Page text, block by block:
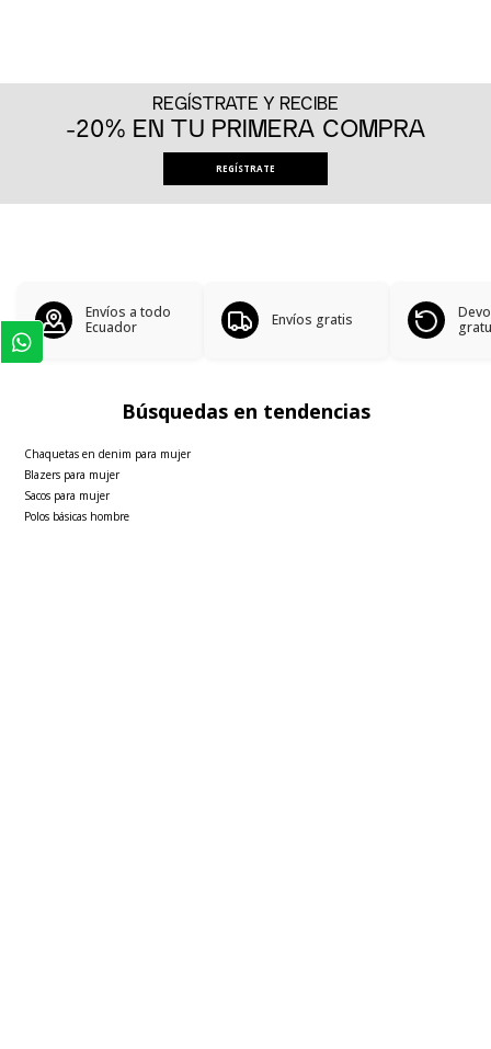
REGÍSTRATE Y RECIBE
-20% EN TU PRIMERA COMPRA
REGÍSTRATE
Envíos a todo
Ecuador
Envíos gratis
Búsquedas en tendencias
Chaquetas en denim para mujer
Blazers para mujer
Sacos para mujer
Polos básicas hombre